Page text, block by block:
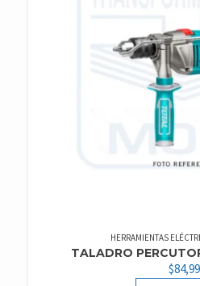
HERRAMIENTAS
TALADRO
$